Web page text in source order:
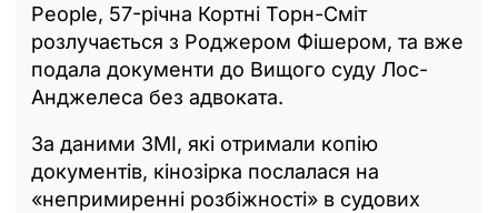
People, 57-річна Кортні Торн-Сміт
розлучається з Роджером Фішером, та вже
подала документи до Вищого суду Лос-
Анджелеса без адвоката.
За даними ЗМІ, які отримали копію
документів, кінозірка послалася на
«непримиренні розбіжності» в судових